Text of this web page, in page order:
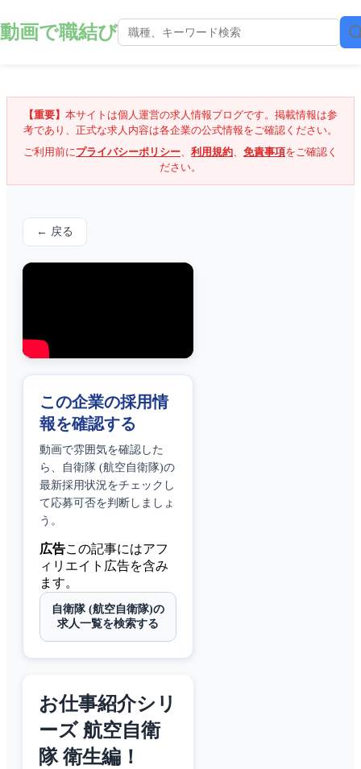
動画で職結び
【重要】 本サイトは個人運営の求人情報ブログです。掲載情報は参
考であり、正式な求人内容は各企業の公式情報をご確認ください。
ご利用前にプライバシーポリシー、 利用規約、 免責事項をご確認く
ださい。
← 戻る
この企業の採用情
報を確認する
動画で雰囲気を確認した
ら、
自衛隊 (航空自衛隊)の
最新採用状況をチェックし
て応募可否を判断しましょ
う。
広告この記事にはアフ
ィリエイト広告を含み
ます。
自衛隊 (航空自衛隊)の
求人一覧を検索する
お仕事紹介シリ
ーズ 航空自衛
隊 衛生編！